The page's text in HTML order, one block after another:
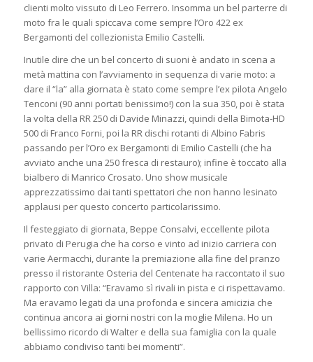
clienti molto vissuto di Leo Ferrero. Insomma un bel parterre di
moto fra le quali spiccava come sempre l’Oro 422 ex
Bergamonti del collezionista Emilio Castelli.
Inutile dire che un bel concerto di suoni è andato in scena a
metà mattina con l’avviamento in sequenza di varie moto: a
dare il “la” alla giornata è stato come sempre l’ex pilota Angelo
Tenconi (90 anni portati benissimo!) con la sua 350, poi è stata
la volta della RR 250 di Davide Minazzi, quindi della Bimota-HD
500 di Franco Forni, poi la RR dischi rotanti di Albino Fabris
passando per l’Oro ex Bergamonti di Emilio Castelli (che ha
avviato anche una 250 fresca di restauro); infine è toccato alla
bialbero di Manrico Crosato. Uno show musicale
apprezzatissimo dai tanti spettatori che non hanno lesinato
applausi per questo concerto particolarissimo.
Il festeggiato di giornata, Beppe Consalvi, eccellente pilota
privato di Perugia che ha corso e vinto ad inizio carriera con
varie Aermacchi, durante la premiazione alla fine del pranzo
presso il ristorante Osteria del Centenate ha raccontato il suo
rapporto con Villa: “Eravamo sì rivali in pista e ci rispettavamo.
Ma eravamo legati da una profonda e sincera amicizia che
continua ancora ai giorni nostri con la moglie Milena. Ho un
bellissimo ricordo di Walter e della sua famiglia con la quale
abbiamo condiviso tanti bei momenti”.